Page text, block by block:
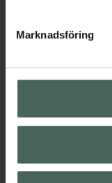
Marknadsföring
Kronans Apotek
syd till Lappland i
datorn. Oavsett
med oss.
Kundservice
Kontakta oss
Hitta apotek